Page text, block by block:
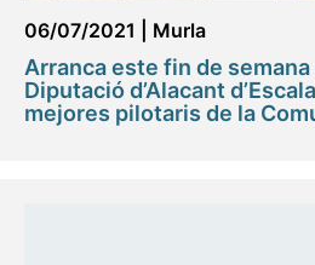
06/07/2021 Murla
Arranca este fin de semana
Diputació d’Alacant
mejores pilotaris de la